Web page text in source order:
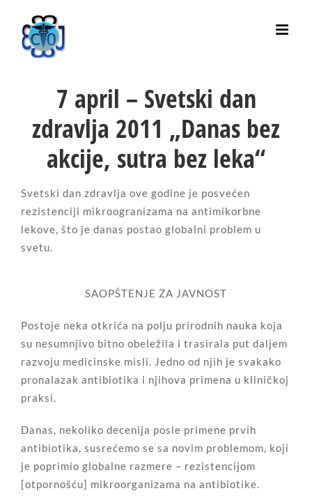
content
7 april – Svetski dan
zdravlja 2011 „Danas bez
akcije, sutra bez leka“
Svetski dan zdravlja ove godine je posvećen
rezistenciji mikroogranizama na antimikorbne
lekove, što je danas postao globalni problem u
svetu.
SAOPŠTENJE ZA JAVNOST
Postoje neka otkrića na polju prirodnih nauka koja
su nesumnjivo bitno obeležila i trasirala put daljem
razvoju medicinske misli. Jedno od njih je svakako
pronalazak antibiotika i njihova primena u kliničkoj
praksi.
Danas, nekoliko decenija posle primene prvih
antibiotika, susrećemo se sa novim problemom, koji
je poprimio globalne razmere – rezistencijom
[otpornošću] mikroorganizama na antibiotike.